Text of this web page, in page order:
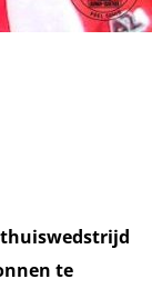
thuiswedstrijd
te